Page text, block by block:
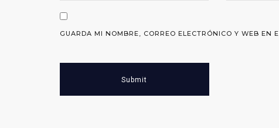
GUARDA MI NOMBRE, CORREO ELECTRÓNICO Y WEB EN